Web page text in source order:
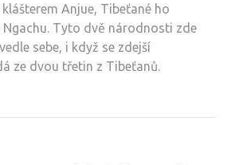
Anjue, Tibeťané ho
Ngachu. Tyto dvě národnosti zde
sebe, i když se zdejší
ze dvou třetin z Tibeťanů.